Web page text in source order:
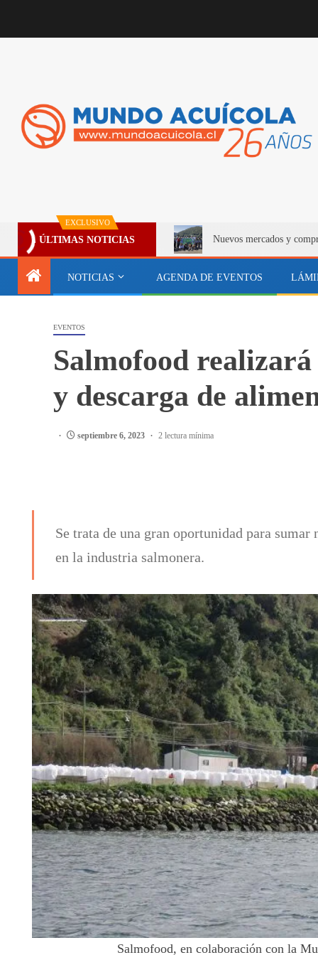
EXCLUSIVO
ÚLTIMAS NOTICIAS Nuevos mercados y
NOTICIAS AGENDA DE EVENTOS
EVENTOS
Salmofood
y descarga de
septiembre 6, 2023 2 lectura mínima
Se trata de una gran oportunidad para
en la industria salmonera.
Salmofood, en colaboración con la